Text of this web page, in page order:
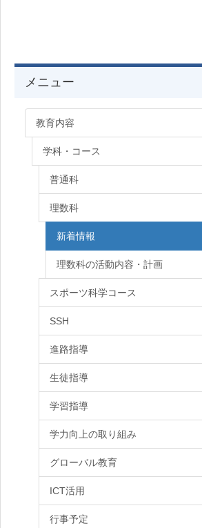
メニュー
教育内容
学科・コース
普通科
理数科
新着情報
理数科の活動内容・計画
スポーツ科学コース
SSH
進路指導
生徒指導
学習指導
学力向上の取り組み
グローバル教育
ICT活用
行事予定